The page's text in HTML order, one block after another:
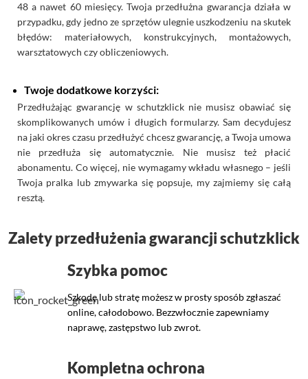
48 a nawet 60 miesięcy. Twoja przedłużna gwarancja działa w
przypadku, gdy jedno ze sprzętów ulegnie uszkodzeniu na skutek
błędów: materiałowych, konstrukcyjnych, montażowych,
warsztatowych czy obliczeniowych.
Twoje dodatkowe korzyści:
Przedłużając gwarancję w schutzklick nie musisz obawiać się
skomplikowanych umów i długich formularzy. Sam decydujesz
na jaki okres czasu przedłużyć chcesz gwarancję, a Twoja umowa
nie przedłuża się automatycznie. Nie musisz też płacić
abonamentu. Co więcej, nie wymagamy wkładu własnego – jeśli
Twoja pralka lub zmywarka się popsuje, my zajmiemy się całą
resztą.
Zalety przedłużenia gwarancji schutzklick
Szybka pomoc
Szkodę lub stratę możesz w prosty sposób zgłaszać
online, całodobowo. Bezzwłocznie zapewniamy
naprawę, zastępstwo lub zwrot.
Kompletna ochrona